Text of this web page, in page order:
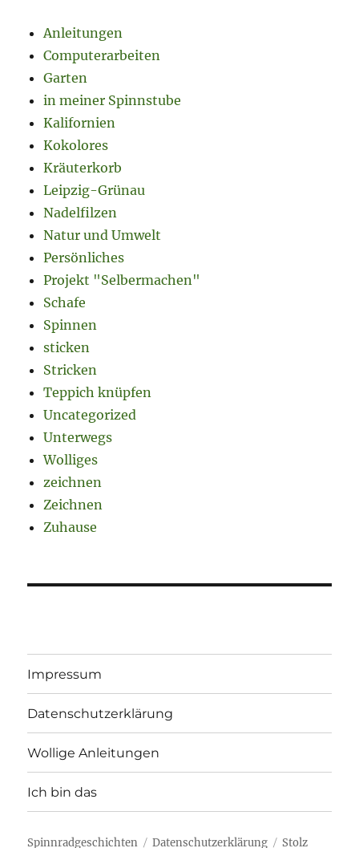
Anleitungen
Computerarbeiten
Garten
in meiner Spinnstube
Kalifornien
Kokolores
Kräuterkorb
Leipzig-Grünau
Nadelfilzen
Natur und Umwelt
Persönliches
Projekt "Selbermachen"
Schafe
Spinnen
sticken
Stricken
Teppich knüpfen
Uncategorized
Unterwegs
Wolliges
zeichnen
Zeichnen
Zuhause
Impressum
Datenschutzerklärung
Wollige Anleitungen
Ich bin das
Spinnradgeschichten Datenschutzerklärung Stolz